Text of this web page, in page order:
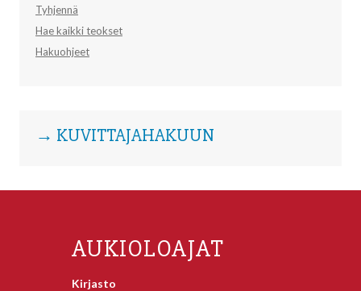
Tyhjennä
Hae kaikki teokset
Hakuohjeet
→ KUVITTAJAHAKUUN
AUKIOLOAJAT
Kirjasto